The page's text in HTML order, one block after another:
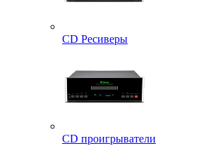
CD Ресиверы
CD проигрыватели